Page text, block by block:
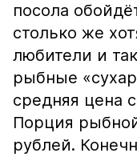
посола
столько же
любители и
рыбные
средняя цена
Порция
рублей.